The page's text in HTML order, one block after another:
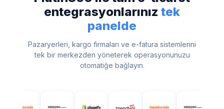
entegrasyonlarınız tek
panelde
Pazaryerleri, kargo firmaları ve e-fatura sistemlerini
tek bir merkezden yöneterek operasyonunuzu
otomatiğe bağlayın.